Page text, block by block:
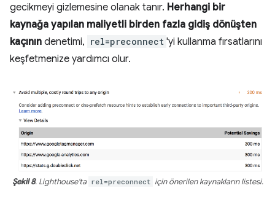
gecikmeyi gizlemesine olanak tanır. Herhangi bir
kaynağa yapılan maliyetli birden fazla gidiş dönüşten
kaçının denetimi, rel=preconnect 'yi kullanma fırsatlarını
keşfetmenize yardımcı olur.
Şekil 8. Lighthouse'ta rel=preconnect için önerilen kaynakların listesi.